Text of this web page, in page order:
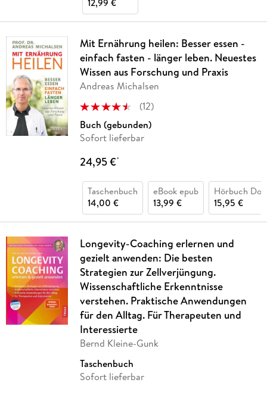
12,99 €
Mit Ernährung heilen: Besser essen -
einfach fasten - länger leben. Neuestes
Wissen aus Forschung und Praxis
Andreas Michalsen
(12)
Buch (gebunden)
Sofort lieferbar
24,95 €*
Taschenbuch
14,00 €
eBook epub
13,99 €
Hörbuch
15,95 €
Longevity-Coaching erlernen und
gezielt anwenden: Die besten
Strategien zur Zellverjüngung.
Wissenschaftliche Erkenntnisse
verstehen. Praktische Anwendungen
für den Alltag. Für Therapeuten und
Interessierte
Bernd Kleine-Gunk
Taschenbuch
Sofort lieferbar